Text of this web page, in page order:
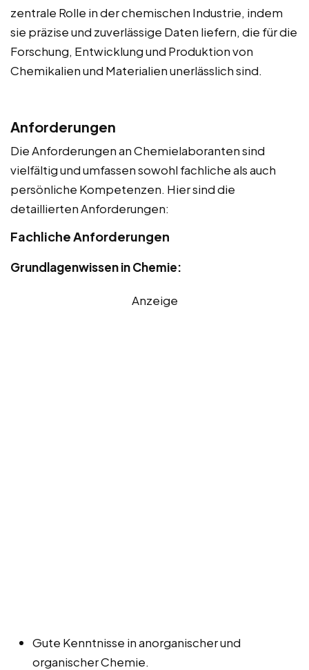
zentrale Rolle in der chemischen Industrie, indem
sie präzise und zuverlässige Daten liefern, die für die
Forschung, Entwicklung und Produktion von
Chemikalien und Materialien unerlässlich sind.
Anforderungen
Die Anforderungen an Chemielaboranten sind
vielfältig und umfassen sowohl fachliche als auch
persönliche Kompetenzen. Hier sind die
detaillierten Anforderungen:
Fachliche Anforderungen
Grundlagenwissen in Chemie:
Anzeige
Gute Kenntnisse in anorganischer und
organischer Chemie.